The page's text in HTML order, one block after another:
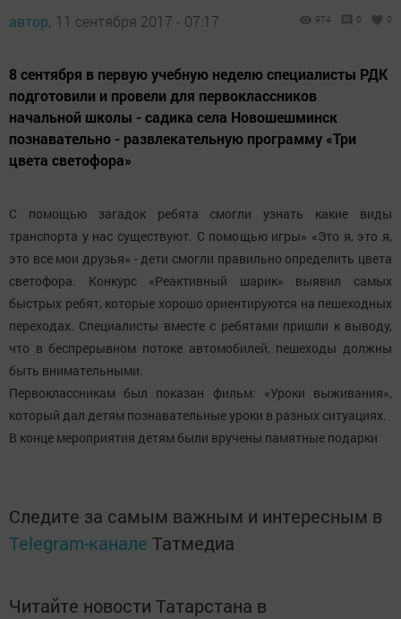
автор, 11 сентября 2017 - 07:17 974 0 0
8 сентября в первую учебную неделю специалисты РДК
подготовили и провели для первоклассников
начальной школы - садика села Новошешминск
познавательно - развлекательную программу «Три
цвета светофора»
С помощью загадок ребята смогли узнать какие виды
транспорта у нас существуют. С помощью игры» «Это я, это я,
это все мои друзья» - дети смогли правильно определить цвета
светофора. Конкурс «Реактивный шарик» выявил самых
быстрых ребят, которые хорошо ориентируются на пешеходных
переходах. Специалисты вместе с ребятами пришли к выводу,
что в беспрерывном потоке автомобилей, пешеходы должны
быть внимательными.
Первоклассникам был показан фильм: «Уроки выживания»,
который дал детям познавательные уроки в разных ситуациях.
В конце мероприятия детям были вручены памятные подарки
Следите за самым важным и интересным в
Telegram-канале Татмедиа
Читайте новости Татарстана в